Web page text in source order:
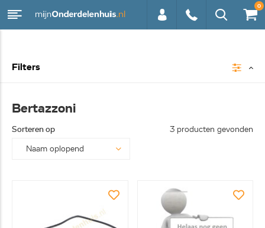
0
Filters
Bertazzoni
Sorteren op 3 producten gevonden